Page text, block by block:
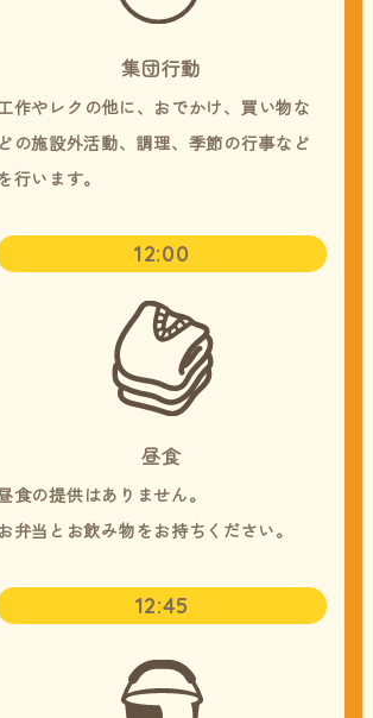
集団行動
作やレクの他に、おでかけ、買い物な
どの施設外活動、調理、季節の行事など
行います。
12:00
昼食
食の提供はありません。
​​​​​​​お弁当とお飲み物をお持ちください。
12:45